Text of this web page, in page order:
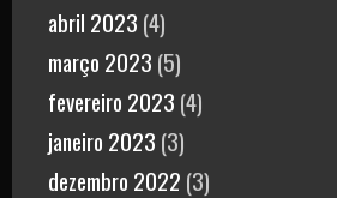
abril 2023 (4)
março 2023 (5)
fevereiro 2023 (4)
janeiro 2023 (3)
dezembro 2022 (3)